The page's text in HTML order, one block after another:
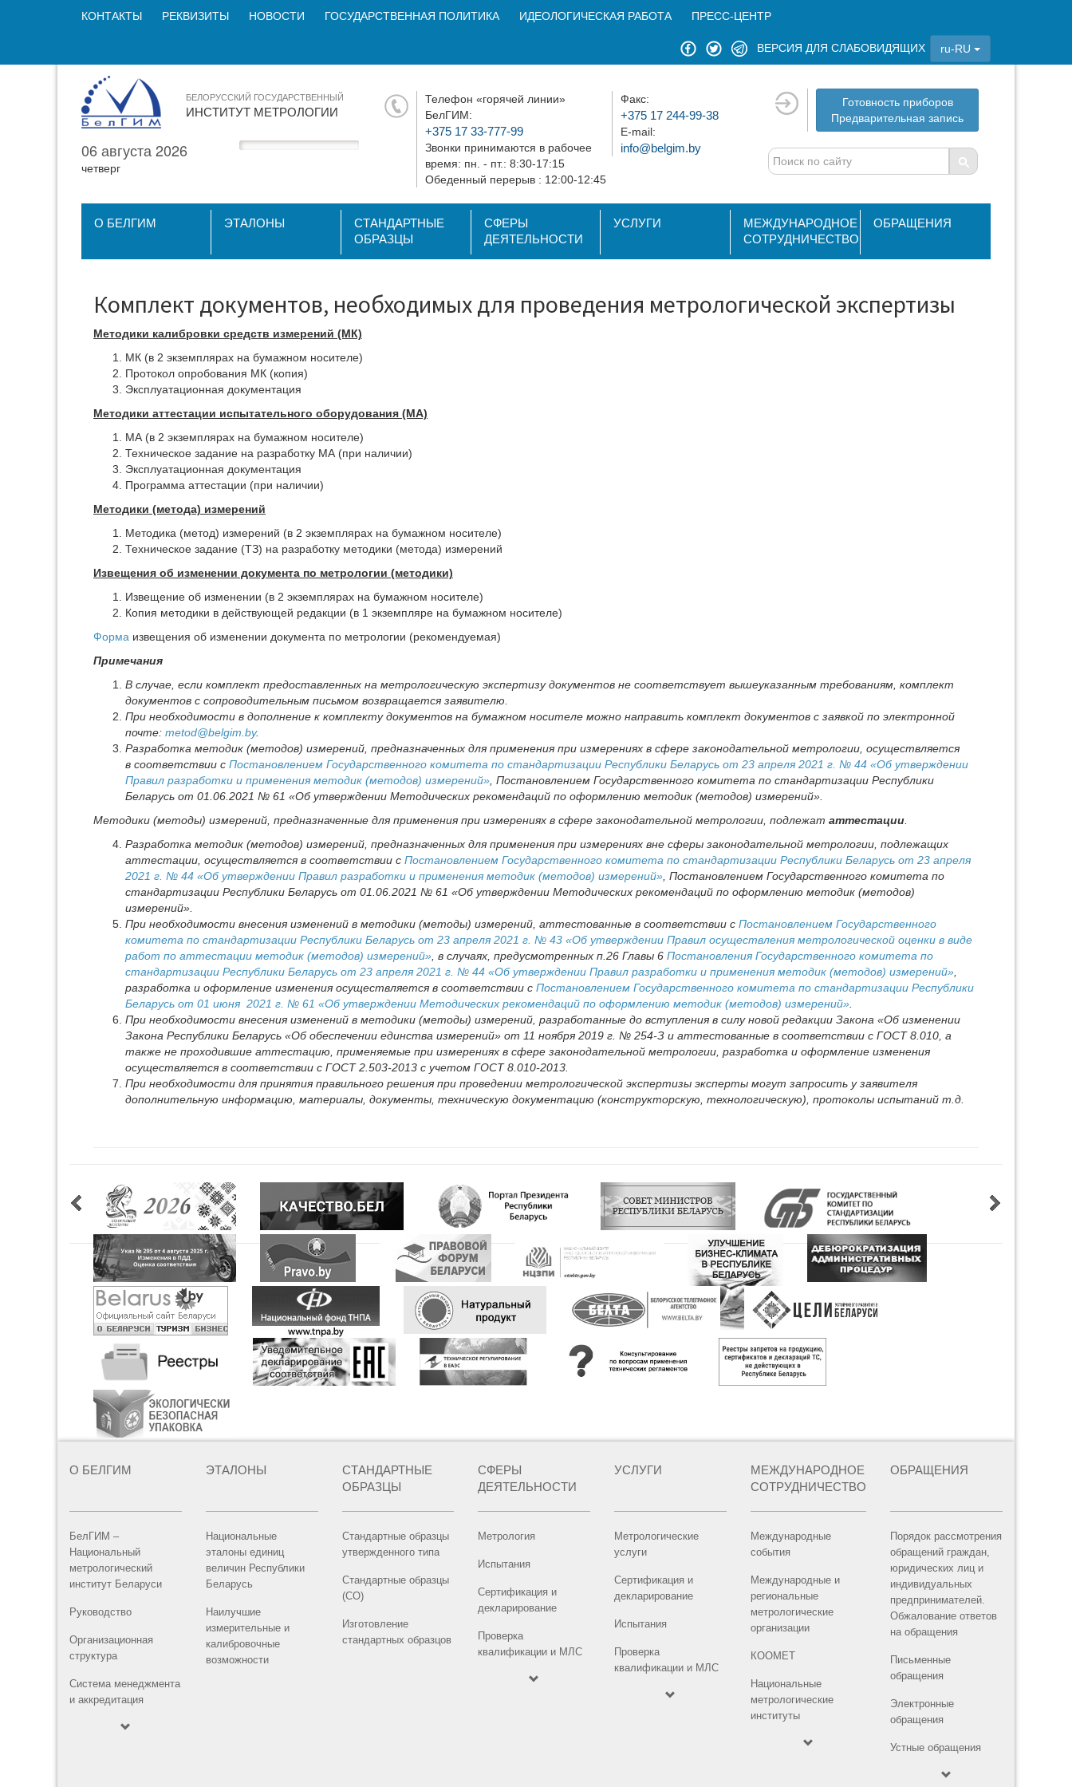
КОНТАКТЫ РЕКВИЗИТЫ НОВОСТИ ГОСУДАРСТВЕННАЯ ПОЛИТИКА ИДЕОЛОГИЧЕСКАЯ РАБОТА ПРЕСС-ЦЕНТР
ВЕРСИЯ ДЛЯ СЛАБОВИДЯЩИХ ru-RU
БЕЛОРУССКИЙ ГОСУДАРСТВЕННЫЙ
ИНСТИТУТ МЕТРОЛОГИИ
06 августа 2026
четверг
Телефон «горячей линии»
БелГИМ:
+375 17 33-777-99
Звонки принимаются в рабочее
время: пн. - пт.: 8:30-17:15
Обеденный перерыв : 12:00-12:45
Факс:
+375 17 244-99-38
E-mail:
info@belgim.by
Готовность приборов
Предварительная запись
О БЕЛГИМ ЭТАЛОНЫ
СТАНДАРТНЫЕ
ОБРАЗЦЫ
СФЕРЫ
ДЕЯТЕЛЬНОСТИ
УСЛУГИ
МЕЖДУНАРОДНОЕ
СОТРУДНИЧЕСТВО
ОБРАЩЕНИЯ
Комплект документов, необходимых для проведения метрологической экспертизы
Методики калибровки средств измерений (МК)
МК (в 2 экземплярах на бумажном носителе)
Протокол опробования МК (копия)
Эксплуатационная документация
Методики аттестации испытательного оборудования (МА)
МА (в 2 экземплярах на бумажном носителе)
Техническое задание на разработку МА (при наличии)
Эксплуатационная документация
Программа аттестации (при наличии)
Методики (метода) измерений
Методика (метод) измерений (в 2 экземплярах на бумажном носителе)
Техническое задание (ТЗ) на разработку методики (метода) измерений
Извещения об изменении документа по метрологии (методики)
Извещение об изменении (в 2 экземплярах на бумажном носителе)
Копия методики в действующей редакции (в 1 экземпляре на бумажном носителе)
Форма извещения об изменении документа по метрологии (рекомендуемая)
Примечания
В случае, если комплект предоставленных на метрологическую экспертизу документов не соответствует вышеуказанным требованиям, комплект
документов с сопроводительным письмом возвращается заявителю.
При необходимости в дополнение к комплекту документов на бумажном носителе можно направить комплект документов с заявкой по электронной
почте: metod@belgim.by.
Разработка методик (методов) измерений, предназначенных для применения при измерениях в сфере законодательной метрологии, осуществляется
в соответствии с Постановлением Государственного комитета по стандартизации Республики Беларусь от 23 апреля 2021 г. № 44 «Об утверждении
Правил разработки и применения методик (методов) измерений» , Постановлением Государственного комитета по стандартизации Республики
Беларусь от 01.06.2021 № 61 «Об утверждении Методических рекомендаций по оформлению методик (методов) измерений».
Методики (методы) измерений, предназначенные для применения при измерениях в сфере законодательной метрологии, подлежат аттестации
Разработка методик (методов) измерений, предназначенных для применения при измерениях вне сферы законодательной метрологии, подлежащих
аттестации, осуществляется в соответствии с Постановлением Государственного комитета по стандартизации Республики Беларусь от 23 апреля
2021 г. № 44 «Об утверждении Правил разработки и применения методик (методов) измерений» , Постановлением Государственного комитета по
стандартизации Республики Беларусь от 01.06.2021 № 61 «Об утверждении Методических рекомендаций по оформлению методик (методов)
измерений».
При необходимости внесения изменений в методики (методы) измерений, аттестованные в соответствии с Постановлением Государственного
комитета по стандартизации Республики Беларусь от 23 апреля 2021 г. № 43 «Об утверждении Правил осуществления метрологической оценки в виде
работ по аттестации методик (методов) измерений» , в случаях, предусмотренных п.26 Главы 6 Постановления Государственного комитета по
стандартизации Республики Беларусь от 23 апреля 2021 г. № 44 «Об утверждении Правил разработки и применения методик (методов) измерений»
разработка и оформление изменения осуществляется в соответствии с Постановлением Государственного комитета по стандартизации Республики
Беларусь от 01 июня 2021 г. № 61 «Об утверждении Методических рекомендаций по оформлению методик (методов) измерений»
При необходимости внесения изменений в методики (методы) измерений, разработанные до вступления в силу новой редакции Закона «Об изменении
Закона Республики Беларусь «Об обеспечении единства измерений» от 11 ноября 2019 г. № 254-З и аттестованные в соответствии с ГОСТ 8.010, а
также не проходившие аттестацию, применяемые при измерениях в сфере законодательной метрологии, разработка и оформление изменения
осуществляется в соответствии с ГОСТ 2.503-2013 с учетом ГОСТ 8.010-2013.
При необходимости для принятия правильного решения при проведении метрологической экспертизы эксперты могут запросить у заявителя
дополнительную информацию, материалы, документы, техническую документацию (конструкторскую, технологическую), протоколы испытаний т.д.
О БЕЛГИМ
БелГИМ –
Национальный
метрологический
институт Беларуси
Руководство
Организационная
структура
Система менеджмента
и аккредитация
ЭТАЛОНЫ
Национальные
эталоны единиц
величин Республики
Беларусь
Наилучшие
измерительные и
калибровочные
возможности
СТАНДАРТНЫЕ
ОБРАЗЦЫ
Стандартные образцы
утвержденного типа
Стандартные образцы
(СО)
Изготовление
стандартных образцов
СФЕРЫ
ДЕЯТЕЛЬНОСТИ
Метрология
Испытания
Сертификация и
декларирование
Проверка
квалификации и МЛС
УСЛУГИ
Метрологические
услуги
Сертификация и
декларирование
Испытания
Проверка
квалификации и МЛС
МЕЖДУНАРОДНОЕ
СОТРУДНИЧЕСТВО
Международные
события
Международные и
региональные
метрологические
организации
КООМЕТ
Национальные
метрологические
институты
ОБРАЩЕНИЯ
Порядок рассмотрения
обращений граждан,
юридических лиц и
индивидуальных
предпринимателей.
Обжалование ответов
на обращения
Письменные
обращения
Электронные
обращения
Устные обращения